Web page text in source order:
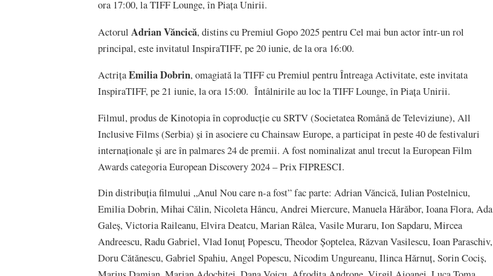
ora 17:00, la TIFF Lounge, în Piața Unirii.
Actorul Adrian Văncică, distins cu Premiul Gopo 2025 pentru Cel mai bun actor într-un rol
principal, este invitatul InspiraTIFF, pe 20 iunie, de la ora 16:00.
ActrițaEmilia Dobrin, omagiată la TIFF cu Premiul pentru Întreaga Activitate, este invitata
InspiraTIFF, pe 21 iunie, la ora 15:00. Întâlnirile au loc la TIFF Lounge, în Piața Unirii.
Filmul, produs de Kinotopia în coproducție cu SRTV (Societatea Română de Televiziune), All
Inclusive Films (Serbia) și în asociere cu Chainsaw Europe, a participat în peste 40 de festivaluri
internaționale și are în palmares 24 de premii. A fost nominalizat anul trecut la European Film
Awards categoria European Discovery 2024 – Prix FIPRESCI.
Din distribuția filmului „Anul Nou care n-a fost” fac parte: Adrian Văncică, Iulian Postelnicu,
Emilia Dobrin, Mihai Călin, Nicoleta Hâncu, Andrei Miercure, Manuela Hărăbor, Ioana Flora, Ada
Galeș, Victoria Raileanu, Elvira Deatcu, Marian Râlea, Vasile Muraru, Ion Sapdaru, Mircea
Andreescu, Radu Gabriel, Vlad Ionuț Popescu, Theodor Șoptelea, Răzvan Vasilescu, Ioan Paraschiv,
Doru Cătănescu, Gabriel Spahiu, Angel Popescu, Nicodim Ungureanu, Ilinca Hărnuț, Sorin Cociș,